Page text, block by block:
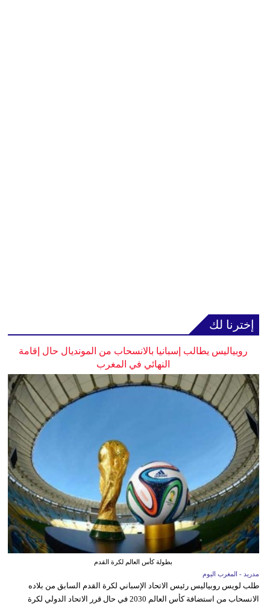
إخترنا لك
روبياليس يطالب إسبانيا بالانسحاب من المونديال حال إقامة
النهائي في المغرب
بطولة كأس العالم لكرة القدم
مدريد - المغرب اليوم
طلب لويس روبياليس رئيس الاتحاد الإسباني لكرة القدم السابق من بلاده
الانسحاب من استضافة كأس العالم 2030 في حال قرر الاتحاد الدولي لكرة